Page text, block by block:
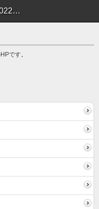
アーカイブ 2022年10月 | 文藝部オンラインノート
です。